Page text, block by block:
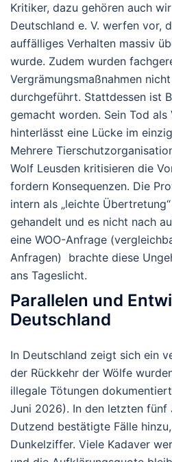
Kritiker, dazu gehören auch
Deutschland e. V. werfen vor,
auffälliges Verhalten massiv
wurde. Zudem wurden
Vergrämungsmaßnahmen
durchgeführt. Stattdessen ist
gemacht worden. Sein Tod als
hinterlässt eine Lücke im
Mehrere
Wolf Leusden kritisieren die
fordern Konsequenzen. Die
intern als „leichte
gehandelt und es nicht nach
eine WOO-Anfrage
Anfragen) brachte diese
ans Tageslicht.
Parallelen und
Deutschland
In Deutschland zeigt sich ein
der Rückkehr der Wölfe
illegale Tötungen
Juni 2026). In den letzten fünf
Dutzend bestätigte Fälle
Dunkelziffer. Viele Kadaver